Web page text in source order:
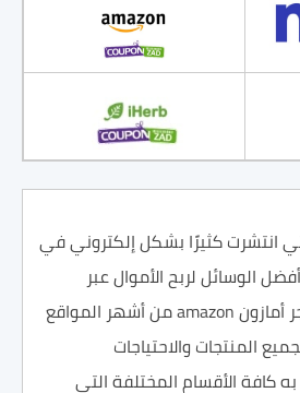
انتشرت كثيرًا بشكل إلكتروني في
الوسائل لربح الأموال عبر
الإنترنت، حيث يعد متجر أمازون amazon من أشهر المواقع
المنتجات والاحتياجات
كافة الأقسام المختلفة التي